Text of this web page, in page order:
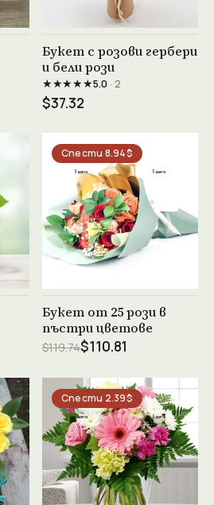
Виж продукта →
Букет с розови гербери
и бели рози
★★★★★5.0· 2
$37.32
Спести 8.94$
Виж продукта →
Букет от 25 рози в
пъстри цветове
$119.74$110.81
Спести 2.39$